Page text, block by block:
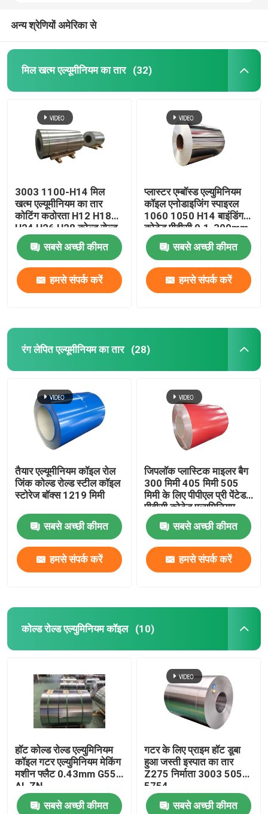
होम
उत्पाद
वीडियो
फैक्टरी यात्रा
एक बोली का अनुरोध
रंग लेपित एल्यूमीनियम का तार
कोल्ड रोल्ड एल्युमिनियम कॉइल
एल्यूमीनियम मिश्र धातु शीट
एल्यूमीनियम गोल पाइप
ठोस एल्यूमीनियम रॉड
एल्युमिनियम स्क्वायर बार
एल्यूमिनियम एक्सट्रूज़न प्रोफाइल
एल्युमिनियम स्क्वायर ट्यूब
अन्य श्रेणियों अमेरिका से
मिल खत्म एल्यूमीनियम का तार (32)
3003 1100-H14 मिल
खत्म एल्यूमीनियम का तार
कोटिंग कठोरता H12 H18
H24 H26 H28 कोल्ड रोल्ड
0.027
सबसे अच्छी कीमत
हमसे संपर्क करें
प्लास्टर एम्बॉस्ड एल्युमिनियम
कॉइल एनोडाइजिंग स्पाइरल
1060 1050 H14 बाइंडिंग
कोटेड पीवीसी 0.1-300mm
सबसे अच्छी कीमत
हमसे संपर्क करें
रंग लेपित एल्यूमीनियम का तार (28)
तैयार एल्यूमीनियम कॉइल रोल
जिंक कोल्ड रोल्ड स्टील कॉइल
स्टोरेज बॉक्स 1219 मिमी
सबसे अच्छी कीमत
हमसे संपर्क करें
जिपलॉक प्लास्टिक माइलर बैग
300 मिमी 405 मिमी 505
मिमी के लिए पीपीएल प्री पेंटेड
पीवीसी कोटेड एल्युमिनियम
कॉइल 1100
सबसे अच्छी कीमत
हमसे संपर्क करें
कोल्ड रोल्ड एल्युमिनियम कॉइल (10)
हॉट कोल्ड रोल्ड एल्युमिनियम
कॉइल गटर एल्युमिनियम मेकिंग
मशीन फ्लैट 0.43mm G550
AL ZN
सबसे अच्छी कीमत
गटर के लिए प्राइम हॉट डूबा
हुआ जस्ती इस्पात का तार
Z275 निर्माता 3003 5052
5754
सबसे अच्छी कीमत